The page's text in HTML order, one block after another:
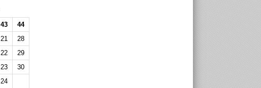
43
44
21
28
22
29
23
30
24